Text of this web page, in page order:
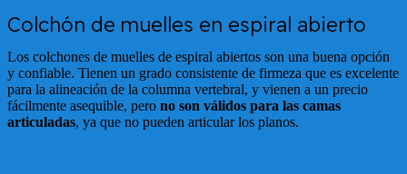
Colchón de muelles en espiral abierto
Los colchones de muelles de espiral abiertos son una buena opción
y confiable. Tienen un grado consistente de firmeza que es excelente
para la alineación de la columna vertebral, y vienen a un precio
fácilmente asequible, pero no son válidos para las camas
articuladas, ya que no pueden articular los planos.